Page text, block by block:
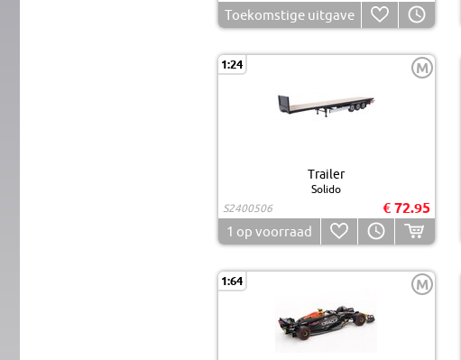
Toekomstige uitgave
1:24 M
Trailer
Solido
S2400506
€ 72.95
1 op voorraad
1:64 M